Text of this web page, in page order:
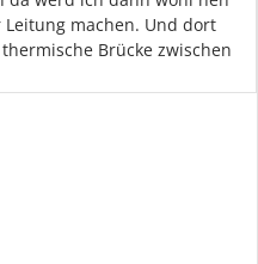
machen. Und dort
Brücke zwischen